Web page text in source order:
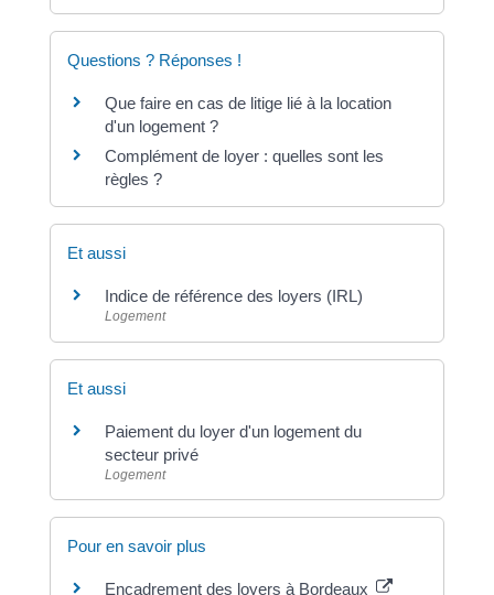
Questions ? Réponses !
Que faire en cas de litige lié à la location
d'un logement ?
Complément de loyer : quelles sont les
règles ?
Et aussi
Indice de référence des loyers (IRL)
Logement
Et aussi
Paiement du loyer d'un logement du
secteur privé
Logement
Pour en savoir plus
Encadrement des loyers à Bordeaux